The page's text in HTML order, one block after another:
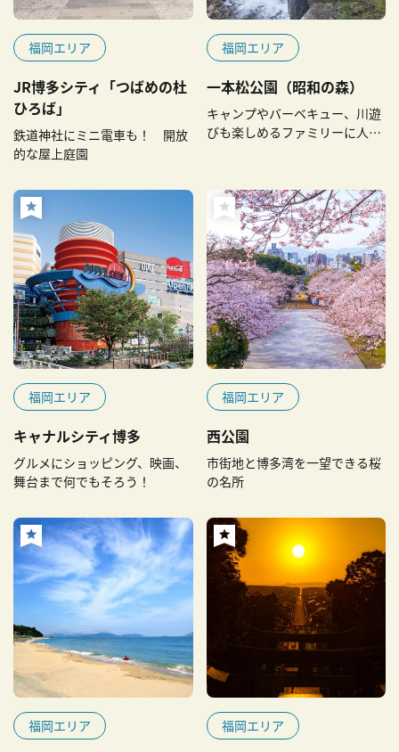
福岡エリア
JR博多シティ「つばめの杜
ひろば」
鉄道神社にミニ電車も！ 開放
的な屋上庭園
福岡エリア
一本松公園（昭和の森）
キャンプやバーベキュー、川遊
びも楽しめるファミリーに人気
福岡エリア
キャナルシティ博多
グルメにショッピング、映画、
舞台まで何でもそろう！
福岡エリア
西公園
市街地と博多湾を一望できる桜
の名所
福岡エリア 福岡エリア